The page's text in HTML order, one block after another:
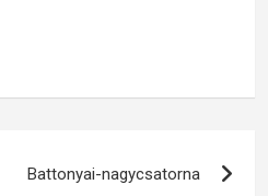
Battonyai-nagycsatorna